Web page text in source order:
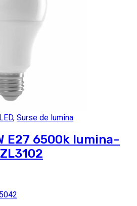
, Surse de lumina
E27 6500k lumina-